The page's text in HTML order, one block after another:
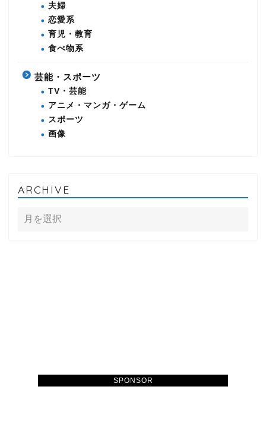
SPONSOR
夫婦
恋愛系
育児・教育
食べ物系
芸能・スポーツ
TV・芸能
アニメ・マンガ・ゲーム
スポーツ
画像
ARCHIVE